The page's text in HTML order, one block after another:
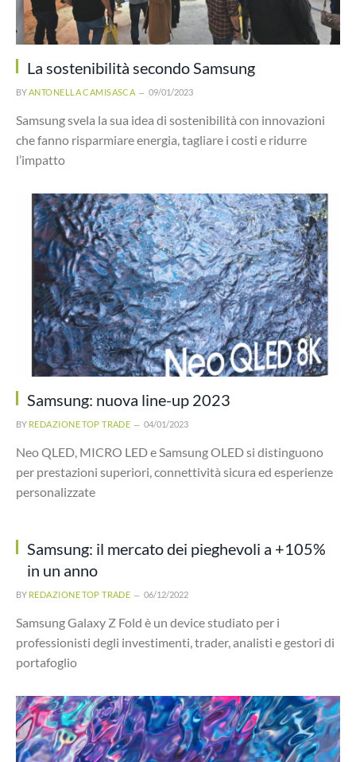
La sostenibilità secondo Samsung
BYANTONELLA CAMISASCA 09/01/2023
Samsung svela la sua idea di sostenibilità con innovazioni
che fanno risparmiare energia, tagliare i costi e ridurre
l’impatto
Samsung: nuova line-up 2023
BY REDAZIONE TOP TRADE 04/01/2023
Neo QLED, MICRO LED e Samsung OLED si distinguono
per prestazioni superiori, connettività sicura ed esperienze
personalizzate
Samsung: il mercato dei pieghevoli a +105%
in un anno
BY REDAZIONE TOP TRADE 06/12/2022
Samsung Galaxy Z Fold è un device studiato per i
professionisti degli investimenti, trader, analisti e gestori di
portafoglio